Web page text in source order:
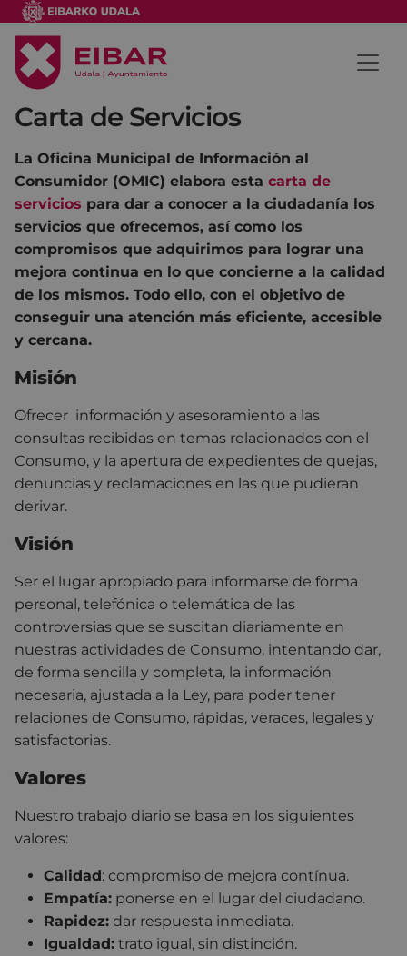
Carta de Servicios
La Oficina Municipal de Información al
Consumidor (OMIC) elabora esta carta de
servicios para dar a conocer a la ciudadanía los
servicios que ofrecemos, así como los
compromisos que adquirimos para lograr una
mejora continua en lo que concierne a la calidad
de los mismos. Todo ello, con el objetivo de
conseguir una atención más eficiente, accesible
y cercana.
Misión
Ofrecer información y asesoramiento a las
consultas recibidas en temas relacionados con el
Consumo, y la apertura de expedientes de quejas,
denuncias y reclamaciones en las que pudieran
derivar.
Visión
Ser el lugar apropiado para informarse de forma
personal, telefónica o telemática de las
controversias que se suscitan diariamente en
nuestras actividades de Consumo, intentando dar,
de forma sencilla y completa, la información
necesaria, ajustada a la Ley, para poder tener
relaciones de Consumo, rápidas, veraces, legales y
satisfactorias.
Valores
Nuestro trabajo diario se basa en los siguientes
valores:
Calidad: compromiso de mejora contínua.
Empatía: ponerse en el lugar del ciudadano.
Rapidez: dar respuesta inmediata.
Igualdad: trato igual, sin distinción.